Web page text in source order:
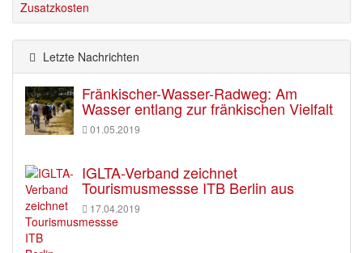
Zusatzkosten
Letzte Nachrichten
Fränkischer-Wasser-Radweg: Am
Wasser entlang zur fränkischen Vielfalt
01.05.2019
IGLTA-Verband zeichnet
Tourismusmessse ITB Berlin aus
17.04.2019